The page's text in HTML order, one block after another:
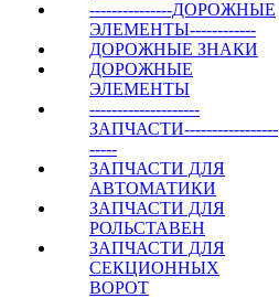
---------------ДОРОЖНЫЕ
ЭЛЕМЕНТЫ------------
ДОРОЖНЫЕ ЗНАКИ
ДОРОЖНЫЕ
ЭЛЕМЕНТЫ
--------------------
ЗАПЧАСТИ-----------------
-----
ЗАПЧАСТИ ДЛЯ
АВТОМАТИКИ
ЗАПЧАСТИ ДЛЯ
РОЛЬСТАВЕН
ЗАПЧАСТИ ДЛЯ
СЕКЦИОННЫХ
ВОРОТ